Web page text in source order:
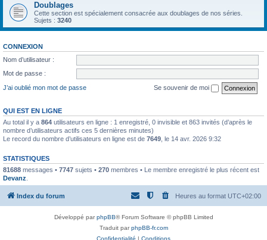
Doublages
Cette section est spécialement consacrée aux doublages de nos séries.
Sujets : 3240
CONNEXION
Nom d’utilisateur :
Mot de passe :
J’ai oublié mon mot de passe
Se souvenir de moi
QUI EST EN LIGNE
Au total il y a 864 utilisateurs en ligne : 1 enregistré, 0 invisible et 863 invités (d’après le
nombre d’utilisateurs actifs ces 5 dernières minutes)
Le record du nombre d’utilisateurs en ligne est de 7649 , le 14 avr. 2026 9:32
STATISTIQUES
81688 messages • 7747 sujets • 270 membres • Le membre enregistré le plus récent est
Devanz
Index du forum Heures au format UTC+02:00
Développé parphpBB® Forum Software © phpBB Limited
Traduit parphpBB-fr.com
Confidentialité | Conditions